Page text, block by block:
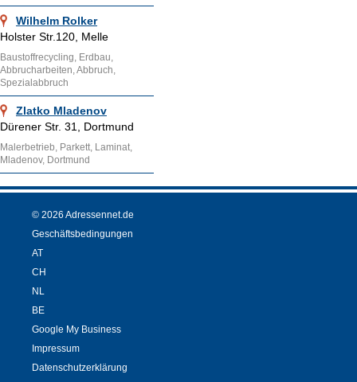
Wilhelm Rolker
Holster Str.120, Melle
Baustoffrecycling, Erdbau,
Abbrucharbeiten, Abbruch,
Spezialabbruch
Zlatko Mladenov
Dürener Str. 31, Dortmund
Malerbetrieb, Parkett, Laminat,
Mladenov, Dortmund
© 2026 Adressennet.de
Geschäftsbedingungen
AT
CH
NL
BE
Google My Business
Impressum
Datenschutzerklärung